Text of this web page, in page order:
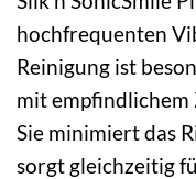
hochfrequenten
Reinigung ist
mit empfindlichem
Sie minimiert das
sorgt gleichzeitig